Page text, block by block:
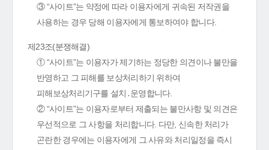
③ “사이트”는 약정에 따라 이용자에게 귀속된 저작권을
사용하는 경우 당해 이용자에게 통보하여야 합니다.
제23조(분쟁해결)
① “사이트”는 이용자가 제기하는 정당한 의견이나 불만을
반영하고 그 피해를 보상처리하기 위하여
피해보상처리기구를 설치․운영합니다.
② “사이트”는 이용자로부터 제출되는 불만사항 및 의견은
우선적으로 그 사항을 처리합니다. 다만, 신속한 처리가
곤란한 경우에는 이용자에게 그 사유와 처리일정을 즉시